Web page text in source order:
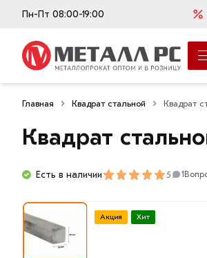
Пн-Пт 08:00-19:00
Главная Квадрат стальной Квадрат
Квадрат
Есть в наличии 5 1
Акция Хит